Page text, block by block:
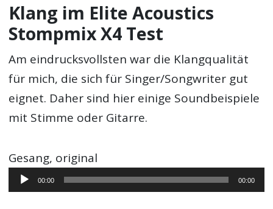
Klang im Elite Acoustics
Stompmix X4 Test
Am eindrucksvollsten war die Klangqualität
für mich, die sich für Singer/Songwriter gut
eignet. Daher sind hier einige Soundbeispiele
mit Stimme oder Gitarre.
Gesang, original
Audio-
Player
00:00 00:00